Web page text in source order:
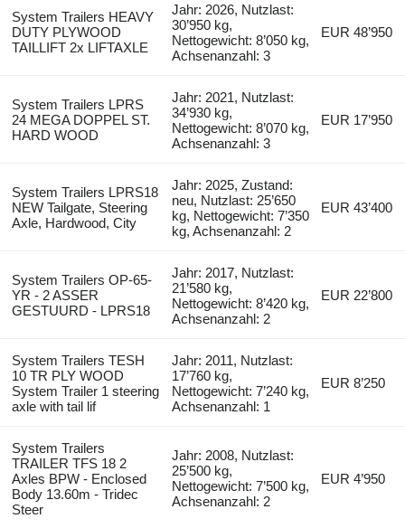
System Trailers HEAVY
DUTY PLYWOOD
TAILLIFT 2x LIFTAXLE
Jahr: 2026, Nutzlast:
30’950 kg,
Nettogewicht: 8’050 kg,
Achsenanzahl: 3
EUR 48’950
System Trailers LPRS
24 MEGA DOPPEL ST.
HARD WOOD
Jahr: 2021, Nutzlast:
34’930 kg,
Nettogewicht: 8’070 kg,
Achsenanzahl: 3
EUR 17’950
System Trailers LPRS18
NEW Tailgate, Steering
Axle, Hardwood, City
Jahr: 2025, Zustand:
neu, Nutzlast: 25’650
kg, Nettogewicht: 7’350
kg, Achsenanzahl: 2
EUR 43’400
System Trailers OP-65-
YR - 2 ASSER
GESTUURD - LPRS18
Jahr: 2017, Nutzlast:
21’580 kg,
Nettogewicht: 8’420 kg,
Achsenanzahl: 2
EUR 22’800
System Trailers TESH
10 TR PLY WOOD
System Trailer 1 steering
axle with tail lif
Jahr: 2011, Nutzlast:
17’760 kg,
Nettogewicht: 7’240 kg,
Achsenanzahl: 1
EUR 8’250
System Trailers
TRAILER TFS 18 2
Axles BPW - Enclosed
Body 13.60m - Tridec
Steer
Jahr: 2008, Nutzlast:
25’500 kg,
Nettogewicht: 7’500 kg,
Achsenanzahl: 2
EUR 4’950